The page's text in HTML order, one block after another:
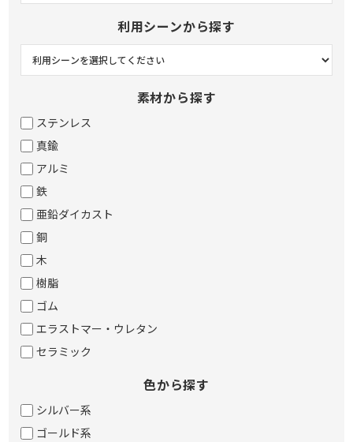
利用シーンから探す
素材から探す
ステンレス
真鍮
アルミ
鉄
亜鉛ダイカスト
銅
木
樹脂
ゴム
エラストマー・ウレタン
セラミック
色から探す
シルバー系
ゴールド系